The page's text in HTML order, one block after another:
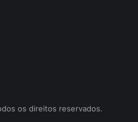
os direitos reservados.